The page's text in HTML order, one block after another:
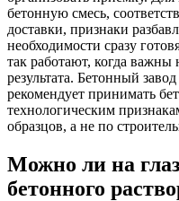
бетонную смесь,
доставки, признаки
необходимости сразу
так работают, когда важны
результата. Бетонный
рекомендует принимать
технологическим
образцов, а не по
Можно ли на
бетонного